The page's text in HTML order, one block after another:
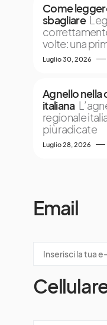
Come
sbagliare
volte: una
Luglio 30, 2026
Agnello nella
italiana
regionale
più radicate
Luglio 28, 2026
Email